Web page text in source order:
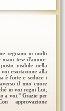
regnano in molti
tese d'amore.
visibile nella
esortazione alla
è forte e seduce i
il mio cuore
in voi regni Lui,
a voi." Grazie per
approvazione